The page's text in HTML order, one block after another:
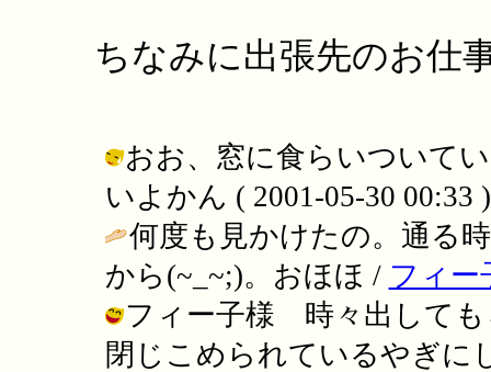
ちなみに出張先のお仕
おお、窓に食らいついて
いよかん ( 2001-05-30 00:33 )
何度も見かけたの。通る
から(~_~;)。おほほ / フィー
フィー子様 時々出しても
閉じこめられているやぎに